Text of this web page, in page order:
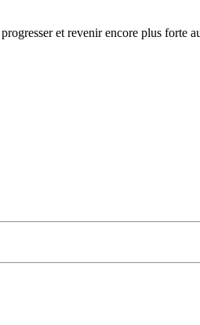
et revenir encore plus forte